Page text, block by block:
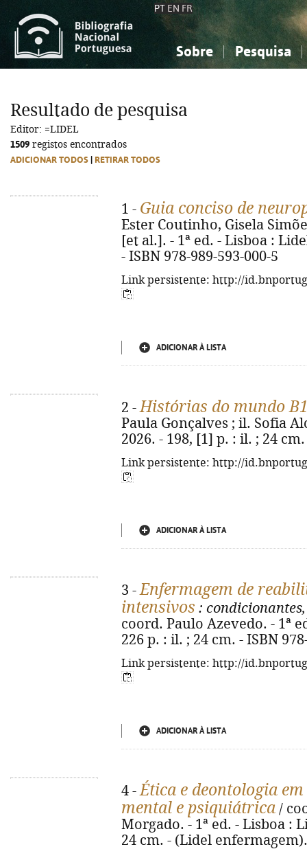
PT EN FR
Sobre Pesquisa
Ciências sociais...
Ciências sociais...
Resultado de pesquisa
Editor: =LIDEL
1509 registos encontrados
ADICIONAR TODOS RETIRAR TODOS
1 - Guia conciso de
Ester Coutinho, Gisela
[et al.]. - 1ª ed. - Lisboa :
- ISBN 978-989-593-000-5
Link persistente: http://
ADICIONAR À LISTA
2 -Histórias do mundo
Paula Gonçalves ; il. Sofia
2026. - 198, [1] p. : il. ; 24
Link persistente: http://
ADICIONAR À LISTA
3 -Enfermagem de
intensivos :
coord. Paulo Azevedo. - 1ª
226 p. : il. ; 24 cm. - ISBN
Link persistente: http://
ADICIONAR À LISTA
4 -Ética e deontologia
mental e psiquiátrica /
Morgado. - 1ª ed. - Lisboa :
24 cm. - (Lidel